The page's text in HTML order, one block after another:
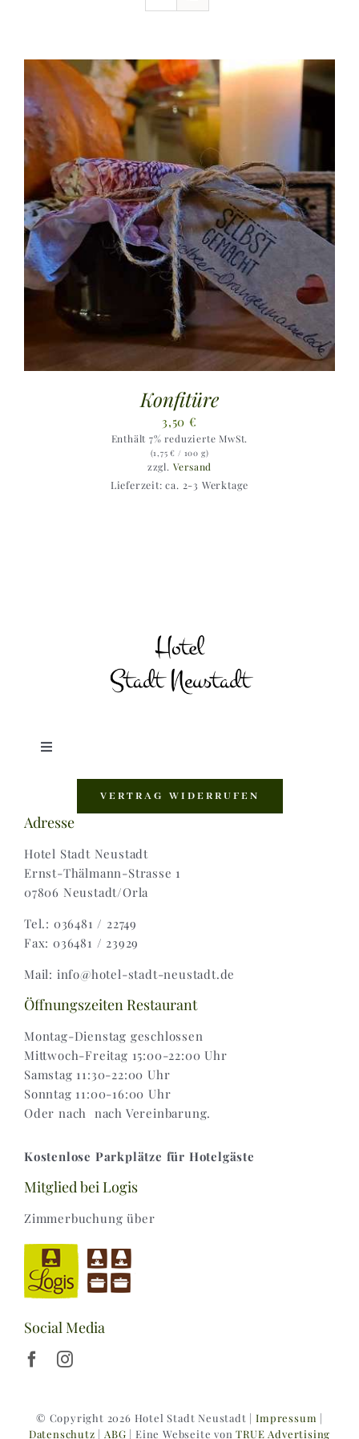
Anfahrt + Kontakt
Konfitüre
3,50€
Enthält 7% reduzierte MwSt.
(1,75€ / 100 g)
zzgl. Versand
Lieferzeit: ca. 2-3 Werktage
Toggle
Zahlungsweisen |
Widerruf |
Versand & Lieferung
VERTRAG WIDERRUFEN
Adresse
Hotel Stadt Neustadt
Ernst-Thälmann-Strasse 1
07806 Neustadt/Orla
Tel.: 036481 / 22749
Fax: 036481 / 23929
Mail: info@hotel-stadt-neustadt.de
Öffnungszeiten Restaurant
Montag-Dienstag geschlossen
Mittwoch-Freitag 15:00-22:00 Uhr
Samstag 11:30-22:00 Uhr
Sonntag 11:00-16:00 Uhr
Oder nach nach Vereinbarung.
Kostenlose Parkplätze für Hotelgäste
Mitglied bei Logis
Zimmerbuchung über
Social Media
© Copyright 2026 Hotel Stadt Neustadt |Impressum |
Datenschutz |ABG | Eine Webseite vonTRUE Advertising